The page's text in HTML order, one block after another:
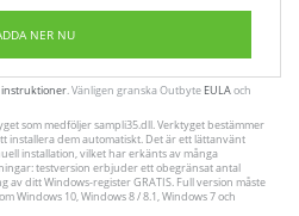
NER NU
instruktioner. Vänligen granska Outbyte EULAoch
som medföljer sampli35.dll. Verktyget bestämmer
installera dem automatiskt. Det är ett lättanvänt
installation, vilket har erkänts av många
testversion erbjuder ett obegränsat antal
ditt Windows-register GRATIS. Full version måste
Windows 10, Windows 8 / 8.1, Windows 7 och